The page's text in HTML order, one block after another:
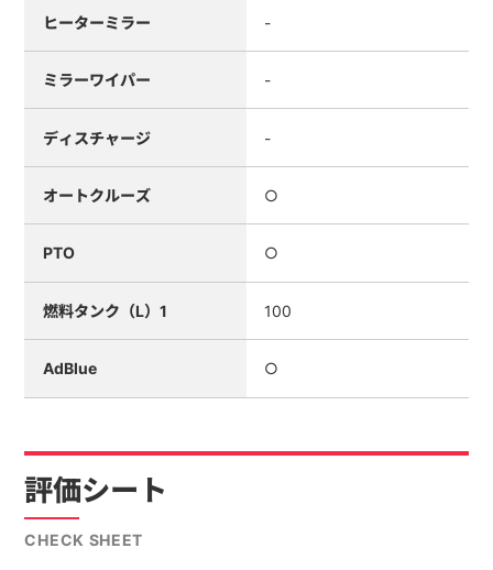
ヒーターミラー -
ミラーワイパー -
ディスチャージ -
オートクルーズ ○
PTO ○
燃料タンク（L）1 100
AdBlue ○
評価シート
CHECK SHEET